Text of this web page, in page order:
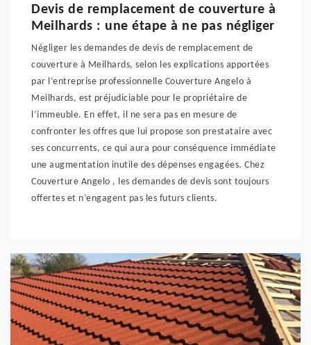
Devis de remplacement de couverture à
Meilhards : une étape à ne pas négliger
Négliger les demandes de devis de remplacement de
couverture à Meilhards, selon les explications apportées
par l’entreprise professionnelle Couverture Angelo à
Meilhards, est préjudiciable pour le propriétaire de
l’immeuble. En effet, il ne sera pas en mesure de
confronter les offres que lui propose son prestataire avec
ses concurrents, ce qui aura pour conséquence immédiate
une augmentation inutile des dépenses engagées. Chez
Couverture Angelo , les demandes de devis sont toujours
offertes et n’engagent pas les futurs clients.